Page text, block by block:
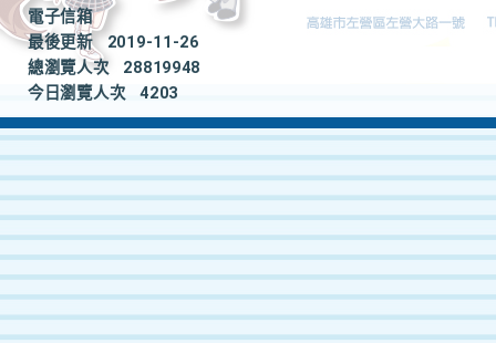
電子信箱
最後更新
2019-11-26
總瀏覽人次
28819948
今日瀏覽人次
4203